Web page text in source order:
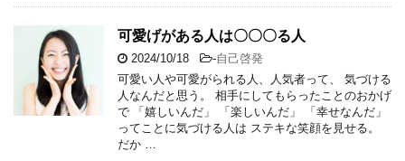
可愛げがある人は〇〇〇る人
2024/10/18 -自己啓発
可愛い人や可愛がられる人、人気者って、 気づける
人なんだと思う。 相手にしてもらったことのおかげ
で 「嬉しいんだ」 「楽しいんだ」 「幸せなんだ」
ってことに気づける人は ステキな笑顔を見せる。
だか …